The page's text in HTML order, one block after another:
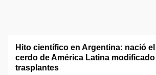
Hito científico en Argentina: nació
cerdo de América Latina
trasplantes